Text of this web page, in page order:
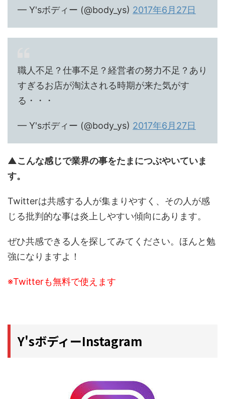
— Y'sボディー (@body_ys) 2017年6月27日
職人不足？仕事不足？経営者の努力不足？あり
すぎるお店が淘汰される時期が来た気がす
る・・・
— Y'sボディー (@body_ys) 2017年6月27日
▲こんな感じで業界の事をたまにつぶやいていま
す。
Twitterは共感する人が集まりやすく、その人が感
じる批判的な事は炎上しやすい傾向にあります。
ぜひ共感できる人を探してみてください。ほんと勉
強になりますよ！
※Twitterも無料で使えます
Y'sボディーInstagram